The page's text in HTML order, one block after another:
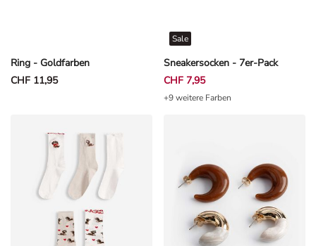
Ring - Goldfarben
CHF 11,95
Sneakersocken - 7er-Pack
Sale
CHF 7,95
+9 weitere Farben